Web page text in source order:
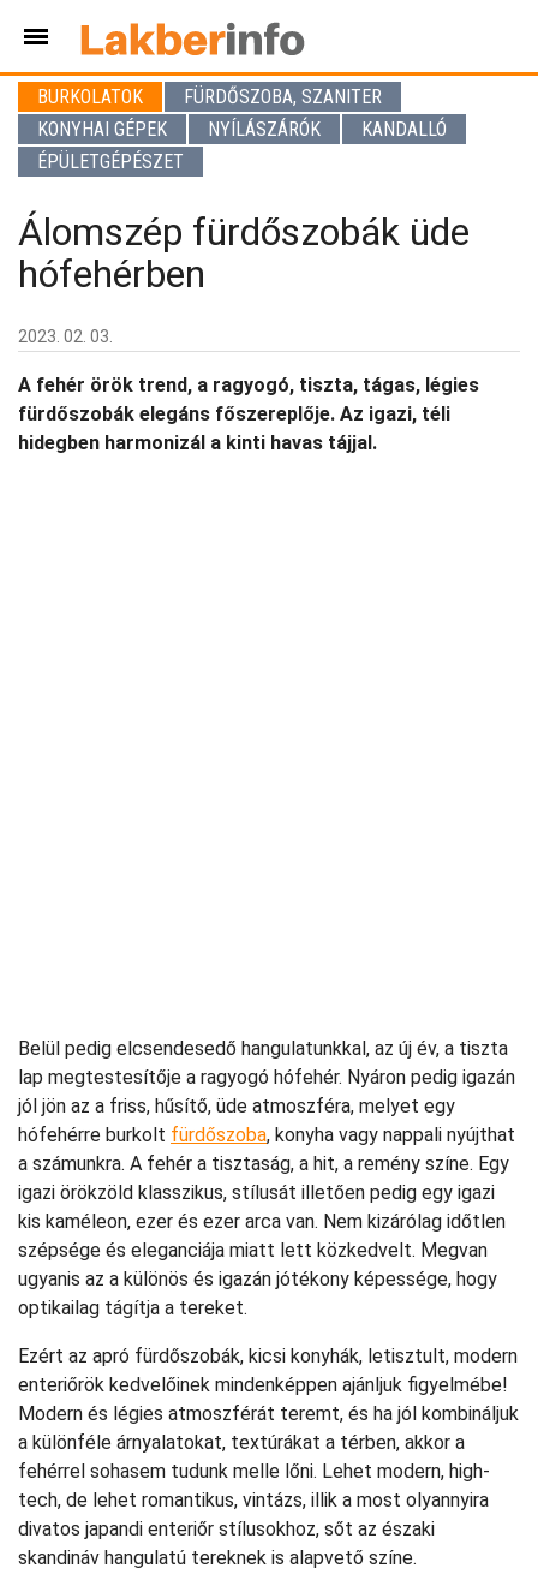
BURKOLATOK
FÜRDŐSZOBA, SZANITER
KONYHAI GÉPEK
NYÍLÁSZÁRÓK
KANDALLÓ
ÉPÜLETGÉPÉSZET
Álomszép fürdőszobák üde
hófehérben
2023. 02. 03.
A fehér örök trend, a ragyogó, tiszta, tágas, légies
fürdőszobák elegáns főszereplője. Az igazi, téli
hidegben harmonizál a kinti havas tájjal.
Belül pedig elcsendesedő hangulatunkkal, az új év, a tiszta
lap megtestesítője a ragyogó hófehér. Nyáron pedig igazán
jól jön az a friss, hűsítő, üde atmoszféra, melyet egy
hófehérre burkolt fürdőszoba, konyha vagy nappali nyújthat
a számunkra. A fehér a tisztaság, a hit, a remény színe. Egy
igazi örökzöld klasszikus, stílusát illetően pedig egy igazi
kis kaméleon, ezer és ezer arca van. Nem kizárólag időtlen
szépsége és eleganciája miatt lett közkedvelt. Megvan
ugyanis az a különös és igazán jótékony képessége, hogy
optikailag tágítja a tereket.
Ezért az apró fürdőszobák, kicsi konyhák, letisztult, modern
enteriőrök kedvelőinek mindenképpen ajánljuk figyelmébe!
Modern és légies atmoszférát teremt, és ha jól kombináljuk
a különféle árnyalatokat, textúrákat a térben, akkor a
fehérrel sohasem tudunk melle lőni. Lehet modern, high-
tech, de lehet romantikus, vintázs, illik a most olyannyira
divatos japandi enteriőr stílusokhoz, sőt az északi
skandináv hangulatú tereknek is alapvető színe.